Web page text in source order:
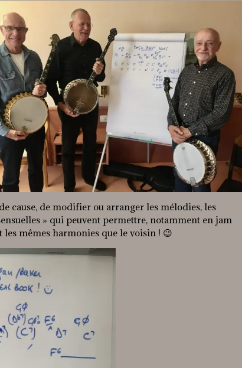
cause, de modifier ou arranger les mélodies, les
» qui peuvent permettre, notamment en jam
mêmes harmonies que le voisin ! 😉